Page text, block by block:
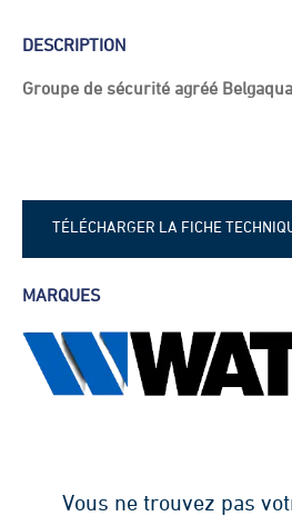
DESCRIPTION
Groupe de sécurité agréé Belgaqua
TÉLÉCHARGER LA FICHE
MARQUES
Vous ne trouvez pas